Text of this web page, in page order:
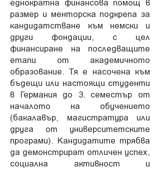
еднократна финансова помощ в
размер и менторска подкрепа за
кандидатстване към немски и
други фондации, с цел
финансиране на последващите
етапи от академичното
образование. Тя е насочена към
бъдещи или настоящи студенти
в Германия до 3. семестър от
началото на обучението
(бакалавър, магистратура или
друга от университетските
програми). Кандидатите трябва
да демонстрират отличен успех,
социална активност и